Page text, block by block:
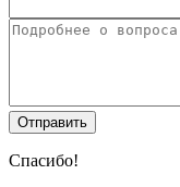
Спасибо!